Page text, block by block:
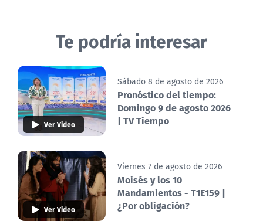
Te podría interesar
Ver Video
Sábado 8 de agosto de 2026
Pronóstico del tiempo:
Domingo 9 de agosto 2026
| TV Tiempo
Ver Video
Viernes 7 de agosto de 2026
Moisés y los 10
Mandamientos - T1E159 |
¿Por obligación?